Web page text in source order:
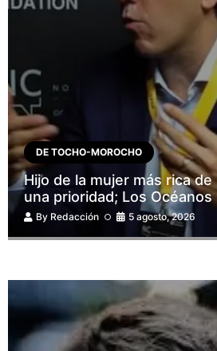
DE TOCHO-MOROCHO
Hijo de la mujer más rica
una prioridad; Los Océanos
By Redacción 5 agosto, 2026